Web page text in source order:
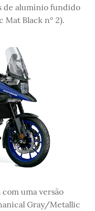
de alumínio fundido
Mat Black nº 2).
uma versão
Gray/Metallic